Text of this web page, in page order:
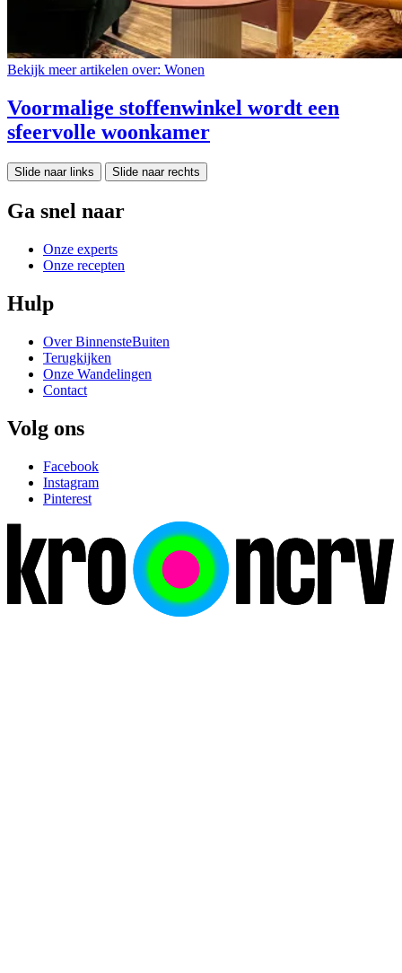
Bekijk meer artikelen over: Wonen
Voormalige stoffenwinkel wordt een
sfeervolle woonkamer
Slide naar links Slide naar rechts
Ga snel naar
Onze experts
Onze recepten
Hulp
Over BinnensteBuiten
Terugkijken
Onze Wandelingen
Contact
Volg ons
Facebook
Instagram
Pinterest